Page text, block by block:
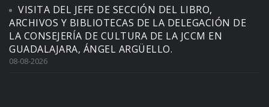
VISITA DEL JEFE DE SECCIÓN DEL LIBRO,
ARCHIVOS Y BIBLIOTECAS DE LA DELEGACIÓN DE
LA CONSEJERÍA DE CULTURA DE LA JCCM EN
GUADALAJARA, ÁNGEL ARGÜELLO.
08-08-2026